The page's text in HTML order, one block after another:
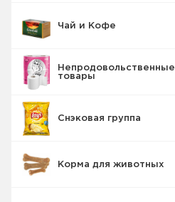
Чай и Кофе
Непродовольственные
товары
Снэковая группа
Корма для животных